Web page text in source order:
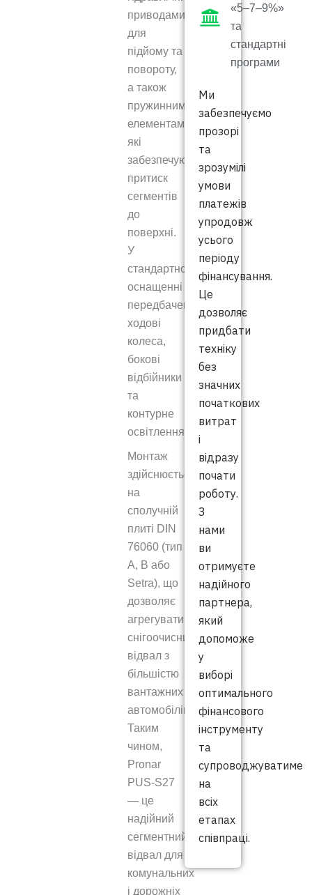
приводами
для
підйому та
повороту,
а також
пружинними
елементами,
які
забезпечують
притиск
сегментів
до
поверхні.
У
стандартному
оснащенні
передбачені
ходові
колеса,
бокові
відбійники
та
контурне
освітлення.
Монтаж
здійснюється
на
сполучній
плиті DIN
76060 (тип
A, B або
Setra), що
дозволяє
агрегувати
снігоочисний
відвал з
більшістю
вантажних
автомобілів.
Таким
чином,
Pronar
PUS-S27
— це
надійний
сегментний
відвал для
комунальних
і дорожніх
«5–7–9%»
та
стандартні
програми
Ми
забезпечуємо
прозорі
та
зрозумілі
умови
платежів
упродовж
усього
періоду
фінансування.
Це
дозволяє
придбати
техніку
без
значних
початкових
витрат
і
відразу
почати
роботу.
З
нами
ви
отримуєте
надійного
партнера,
який
допоможе
у
виборі
оптимального
фінансового
інструменту
та
супроводжуватиме
на
всіх
етапах
співпраці.